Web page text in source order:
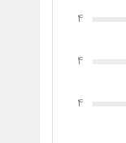
4
4
4